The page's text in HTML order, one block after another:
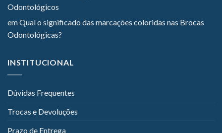
Odontológicos
emQual o significado das marcações coloridas nas Brocas
Odontológicas?
INSTITUCIONAL
Dúvidas Frequentes
Trocas e Devoluções
Prazo de Entrega